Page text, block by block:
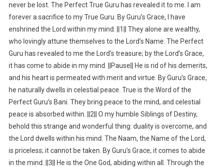
never be lost. The Perfect True Guru has revealed it to me. I am
forever a sacrifice to my True Guru. By Guru’s Grace, I have
enshrined the Lord within my mind. ||1|| They alone are wealthy,
who lovingly attune themselves to the Lord’s Name. The Perfect
Guru has revealed to me the Lord’s treasure; by the Lord’s Grace,
it has come to abide in my mind. ||Pause|| He is rid of his demerits,
and his heart is permeated with merit and virtue. By Guru’s Grace,
he naturally dwells in celestial peace. True is the Word of the
Perfect Guru’s Bani. They bring peace to the mind, and celestial
peace is absorbed within. ||2|| O my humble Siblings of Destiny,
behold this strange and wonderful thing: duality is overcome, and
the Lord dwells within his mind. The Naam, the Name of the Lord,
is priceless; it cannot be taken. By Guru’s Grace, it comes to abide
in the mind. ||3|| He is the One God, abiding within all. Through the